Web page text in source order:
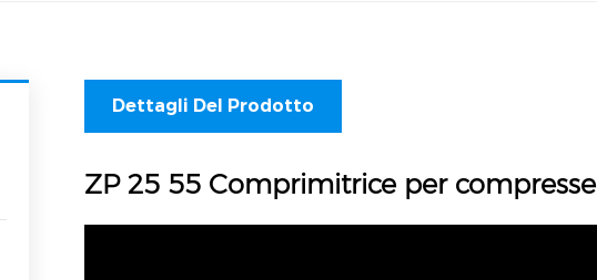
Dettagli Del Prodotto
ZP 25 55 Comprimitrice per compresse